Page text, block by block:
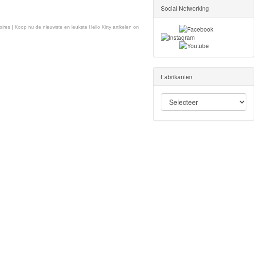
| Koop nu de nieuwste en leukste Hello Kitty artikelen on
Social Networking
Fabrikanten